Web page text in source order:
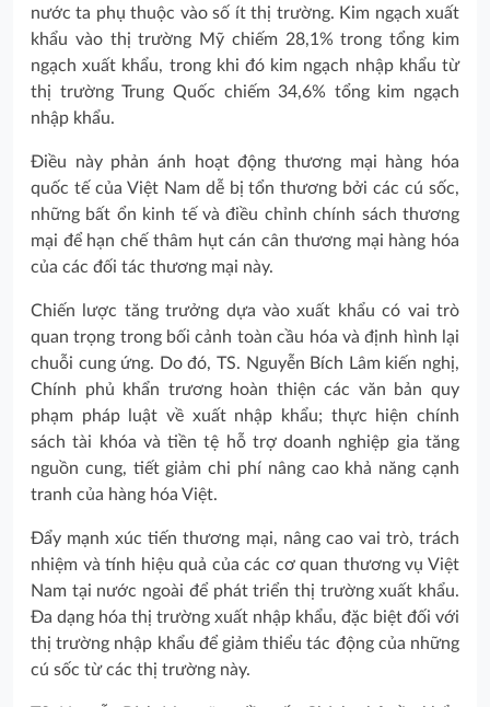
nước ta phụ thuộc vào số ít thị trường. Kim ngạch xuất
khẩu vào thị trường Mỹ chiếm 28,1% trong tổng kim
ngạch xuất khẩu, trong khi đó kim ngạch nhập khẩu từ
thị trường Trung Quốc chiếm 34,6% tổng kim ngạch
nhập khẩu.
Điều này phản ánh hoạt động thương mại hàng hóa
quốc tế của Việt Nam dễ bị tổn thương bởi các cú sốc,
những bất ổn kinh tế và điều chỉnh chính sách thương
mại để hạn chế thâm hụt cán cân thương mại hàng hóa
của các đối tác thương mại này.
Chiến lược tăng trưởng dựa vào xuất khẩu có vai trò
quan trọng trong bối cảnh toàn cầu hóa và định hình lại
chuỗi cung ứng. Do đó, TS. Nguyễn Bích Lâm kiến nghị,
Chính phủ khẩn trương hoàn thiện các văn bản quy
phạm pháp luật về xuất nhập khẩu; thực hiện chính
sách tài khóa và tiền tệ hỗ trợ doanh nghiệp gia tăng
nguồn cung, tiết giảm chi phí nâng cao khả năng cạnh
tranh của hàng hóa Việt.
Đẩy mạnh xúc tiến thương mại, nâng cao vai trò, trách
nhiệm và tính hiệu quả của các cơ quan thương vụ Việt
Nam tại nước ngoài để phát triển thị trường xuất khẩu.
Đa dạng hóa thị trường xuất nhập khẩu, đặc biệt đối với
thị trường nhập khẩu để giảm thiểu tác động của những
cú sốc từ các thị trường này.